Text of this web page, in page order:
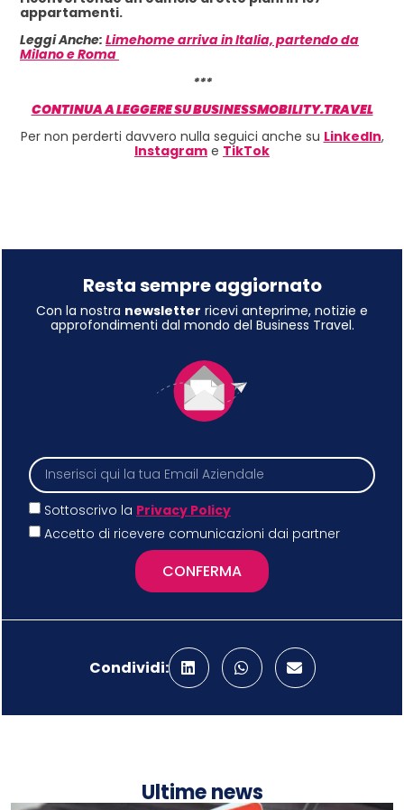
appartamenti.
Leggi Anche: Limehome arriva in Italia, partendo da
Milano e Roma
***
CONTINUA A LEGGERE SU BUSINESSMOBILITY.TRAVEL
Per non perderti davvero nulla seguici anche su LinkedIn,
Instagram e TikTok
Resta sempre aggiornato
Con la nostra newsletter ricevi anteprime, notizie e
approfondimenti dal mondo del Business Travel.
Sottoscrivo la Privacy Policy
Accetto di ricevere comunicazioni dai partner
CONFERMA
Condividi:
Ultime news